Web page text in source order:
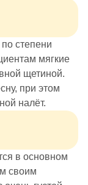
степени
мягкие
щетиной.
при этом
налёт.
в основном
своим